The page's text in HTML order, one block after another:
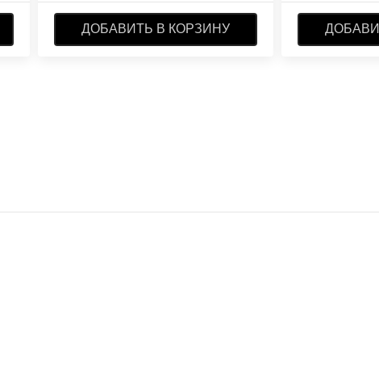
ДОБАВИТЬ В КОРЗИНУ